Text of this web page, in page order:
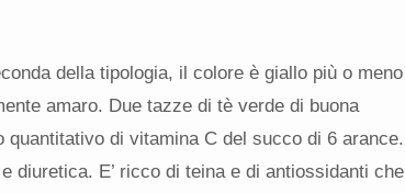
della tipologia, il colore è giallo più o meno
amaro. Due tazze di tè verde di buona
di vitamina C del succo di 6 arance.
diuretica. E’ ricco di teina e di antiossidanti che